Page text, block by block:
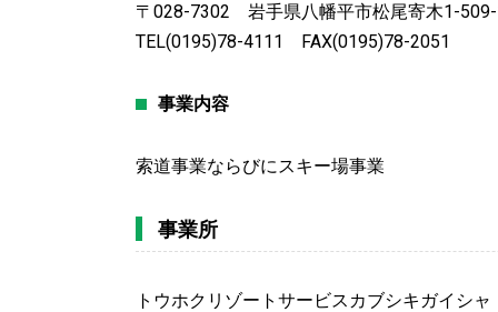
〒028-7302 岩手県八幡平市松尾寄木1-509-
TEL(0195)78-4111 FAX(0195)78-2051
事業内容
索道事業ならびにスキー場事業
事業所
トウホクリゾートサービスカブシキガイシ